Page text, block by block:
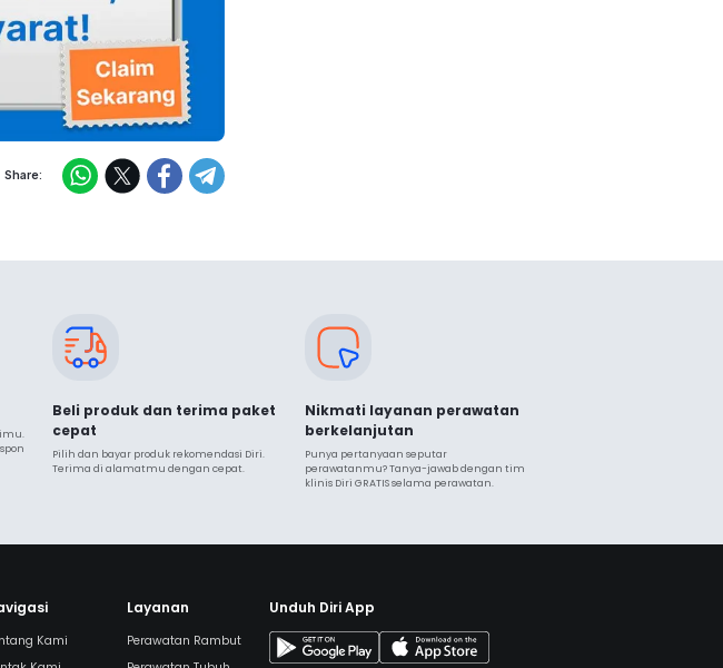
Share:
Beli produk dan terima paket
cepat
Pilih dan bayar produk rekomendasi Diri.
Terima di alamatmu dengan cepat.
Nikmati layanan perawatan
berkelanjutan
Punya pertanyaan seputar
perawatanmu? Tanya-jawab dengan tim
klinis Diri GRATIS selama perawatan.
Kami
Layanan
Perawatan Rambut
Unduh Diri App